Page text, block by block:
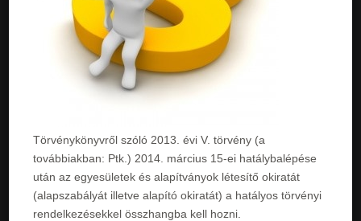
Törvénykönyvről szóló 2013. évi V. törvény (a
továbbiakban: Ptk.) 2014. március 15-ei hatálybalépése
után az egyesületek és alapítványok létesítő okiratát
(alapszabályát illetve alapító okiratát) a hatályos törvényi
rendelkezésekkel összhangba kell hozni.